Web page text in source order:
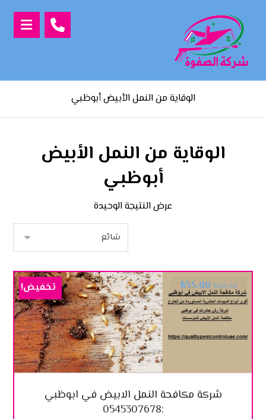
الوقاية من النمل الأبيض أبوظبي
الوقاية من النمل الأبيض
أبوظبي
عرض النتيجة الوحيدة
شركة مكافحة النمل الابيض في ابوظبي
:0545307678
$80.00
$55.00 تخفيض!